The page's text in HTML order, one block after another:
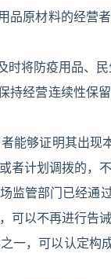
品原材料的经营
时将防疫用品、
持经营连续性保
能够证明其出
者计划调拨的，
监管部门已经通
可以不再进行告
一，可以认定构